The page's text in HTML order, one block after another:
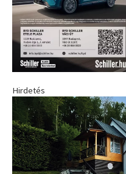
Hirdetés